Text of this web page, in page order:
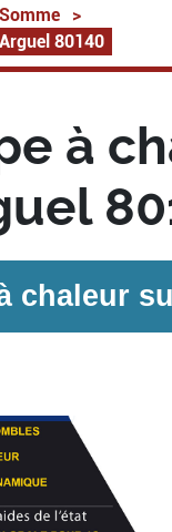
>
80140
à
chaleur